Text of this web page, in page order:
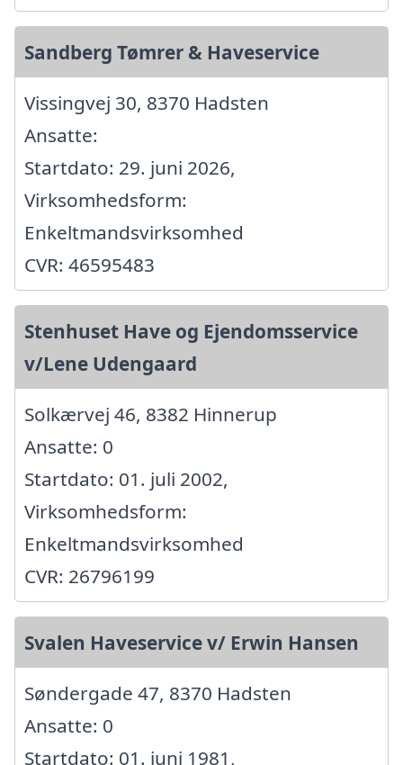
Sandberg Tømrer & Haveservice
Vissingvej 30, 8370 Hadsten
Ansatte:
Startdato: 29. juni 2026,
Virksomhedsform:
Enkeltmandsvirksomhed
CVR: 46595483
Stenhuset Have og Ejendomsservice
v/Lene Udengaard
Solkærvej 46, 8382 Hinnerup
Ansatte: 0
Startdato: 01. juli 2002,
Virksomhedsform:
Enkeltmandsvirksomhed
CVR: 26796199
Svalen Haveservice v/ Erwin Hansen
Søndergade 47, 8370 Hadsten
Ansatte: 0
Startdato: 01. juni 1981,